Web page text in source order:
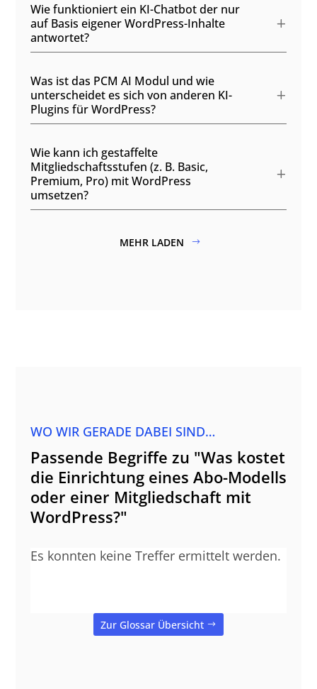
Wie funktioniert ein KI-Chatbot der nur
auf Basis eigener WordPress-Inhalte
antwortet?
Was ist das PCM AI Modul und wie
unterscheidet es sich von anderen KI-
Plugins für WordPress?
Wie kann ich gestaffelte
Mitgliedschaftsstufen (z. B. Basic,
Premium, Pro) mit WordPress
umsetzen?
MEHR LADEN
WO WIR GERADE DABEI SIND…
Passende Begriffe zu "Was kostet
die Einrichtung eines Abo-Modells
oder einer Mitgliedschaft mit
WordPress?"
Es konnten keine Treffer ermittelt werden.
Zur Glossar Übersicht